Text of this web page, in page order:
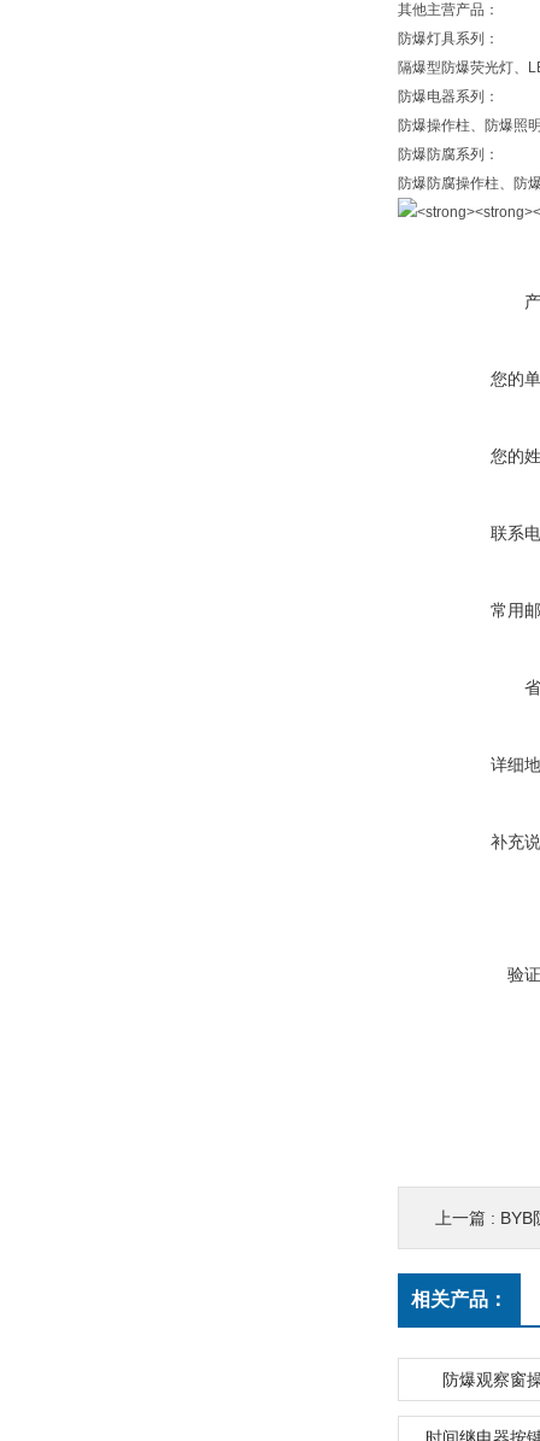
其他主营产品：
防爆灯具系列：
隔爆型防爆荧光灯、
防爆电器系列：
防爆操作柱、防爆照
防爆防腐系列：
防爆防腐操作柱、防
您的
您的
联系
常用
详细
补充
验
上一篇 : BYB
相关产品：
防爆观察窗